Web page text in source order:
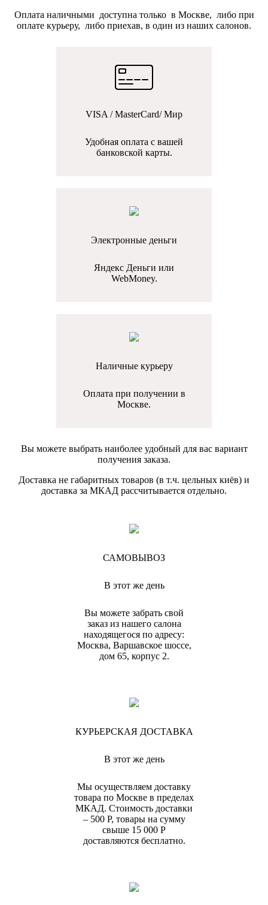
Оплата наличными доступна только в Москве, либо при
оплате курьеру, либо приехав, в один из наших салонов.
VISA / MasterCard/ Мир
Удобная оплата с вашей
банковской карты.
Электронные деньги
Яндекс Деньги или
WebMoney.
Наличные курьеру
Оплата при получении в
Москве.
Вы можете выбрать наиболее удобный для вас вариант
получения заказа.
Доставка не габаритных товаров (в т.ч. цельных киёв) и
доставка за МКАД рассчитывается отдельно.
САМОВЫВОЗ
В этот же день
Вы можете забрать свой
заказ из нашего салона
находящегося по адресу:
Москва, Варшавское шоссе,
дом 65, корпус 2.
КУРЬЕРСКАЯ ДОСТАВКА
В этот же день
Мы осуществляем доставку
товара по Москве в пределах
МКАД. Стоимость доставки
– 500 Р, товары на сумму
свыше 15 000 Р
доставляются бесплатно.